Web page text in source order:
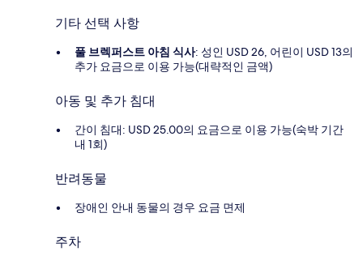
기타 선택 사항
풀 브렉퍼스트 아침 식사: 성인 USD 26, 어린이 USD 13의
추가 요금으로 이용 가능(대략적인 금액)
아동 및 추가 침대
간이 침대: USD 25.00의 요금으로 이용 가능(숙박 기간
내 1회)
반려동물
장애인 안내 동물의 경우 요금 면제
주차